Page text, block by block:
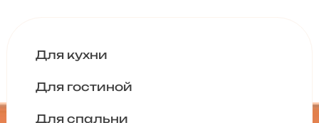
Для кухни
Для гостиной
Для спальни